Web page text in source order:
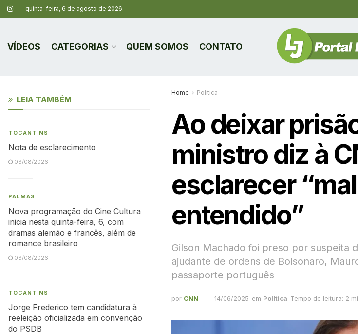
quinta-feira, 6 de agosto de 2026.
VÍDEOS CATEGORIAS QUEM SOMOS CONTATO
Home Política
Ao deixar
ministro diz à
esclarecer
entendido”
Gilson Machado foi preso por suspeita
ajudante de ordens de Bolsonaro,
passaporte português
por CNN 14/06/2025 em Política Tempo de leitura: 2
LEIA TAMBÉM
TOCANTINS
Nota de esclarecimento
06/08/2026
PALMAS
Nova programação do Cine Cultura
inicia nesta quinta-feira, 6, com
dramas alemão e francês, além de
romance brasileiro
06/08/2026
TOCANTINS
Jorge Frederico tem candidatura à
reeleição oficializada em convenção
do PSDB